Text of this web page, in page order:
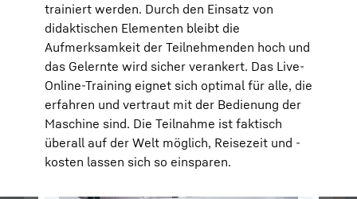
trainiert werden. Durch den Einsatz von
didaktischen Elementen bleibt die
Aufmerksamkeit der Teilnehmenden hoch und
das Gelernte wird sicher verankert. Das Live-
Online-Training eignet sich optimal für alle, die
erfahren und vertraut mit der Bedienung der
Maschine sind. Die Teilnahme ist faktisch
überall auf der Welt möglich, Reisezeit und -
kosten lassen sich so einsparen.